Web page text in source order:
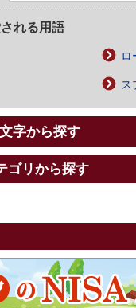
れる用語
ロ
ス
字から探す
ゴリから探す